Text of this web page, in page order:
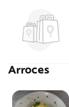
Arroces